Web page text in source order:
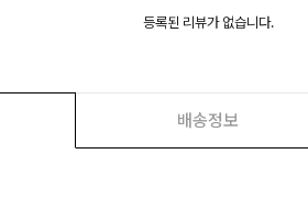
등록된 리뷰가 없습니다.
배송정보